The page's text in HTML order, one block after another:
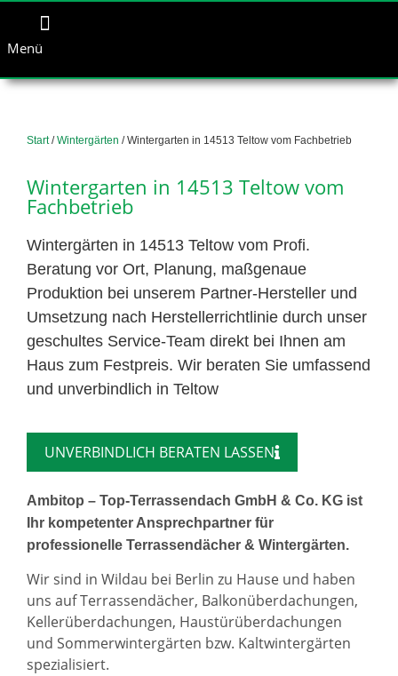
Menü
Start/Wintergärten / Wintergarten in 14513 Teltow vom Fachbetrieb
Wintergarten in 14513 Teltow vom
Fachbetrieb
Wintergärten in 14513 Teltow vom Profi.
Beratung vor Ort, Planung, maßgenaue
Produktion bei unserem Partner-Hersteller und
Umsetzung nach Herstellerrichtlinie durch unser
geschultes Service-Team direkt bei Ihnen am
Haus zum Festpreis. Wir beraten Sie umfassend
und unverbindlich in Teltow
UNVERBINDLICH BERATEN LASSEN
Ambitop – Top-Terrassendach GmbH & Co. KG ist
Ihr kompetenter Ansprechpartner für
professionelle Terrassendächer & Wintergärten.
Wir sind in Wildau bei Berlin zu Hause und haben
uns auf Terrassendächer, Balkonüberdachungen,
Kellerüberdachungen, Haustürüberdachungen
und Sommerwintergärten bzw. Kaltwintergärten
spezialisiert.